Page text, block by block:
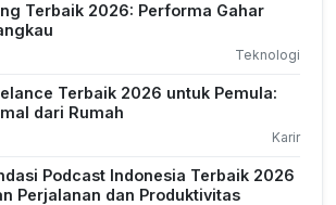
Terbaik 2026: Performa Gahar
Teknologi
Terbaik 2026 untuk Pemula:
dari Rumah
Karir
Podcast Indonesia Terbaik 2026
Perjalanan dan Produktivitas